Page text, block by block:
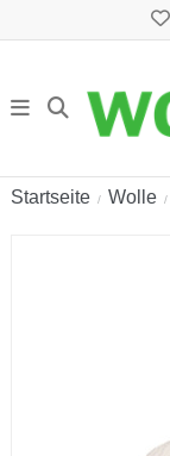
Startseite Wolle